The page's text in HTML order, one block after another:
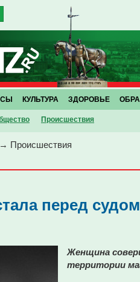
Проиcшествия
КУЛЬТУРА ЗДОРОВЬЕ
→ Проиcшествия
перед
Женщина
территории